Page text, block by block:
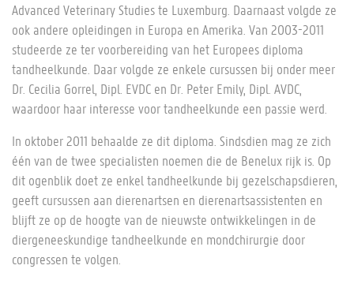
Advanced Veterinary Studies te Luxemburg. Daarnaast volgde ze
ook andere opleidingen in Europa en Amerika. Van 2003-2011
studeerde ze ter voorbereiding van het Europees diploma
tandheelkunde. Daar volgde ze enkele cursussen bij onder meer
Dr. Cecilia Gorrel, Dipl. EVDC en Dr. Peter Emily, Dipl. AVDC,
waardoor haar interesse voor tandheelkunde een passie werd.
In oktober 2011 behaalde ze dit diploma. Sindsdien mag ze zich
één van de twee specialisten noemen die de Benelux rijk is. Op
dit ogenblik doet ze enkel tandheelkunde bij gezelschapsdieren,
geeft cursussen aan dierenartsen en dierenartsassistenten en
blijft ze op de hoogte van de nieuwste ontwikkelingen in de
diergeneeskundige tandheelkunde en mondchirurgie door
congressen te volgen.